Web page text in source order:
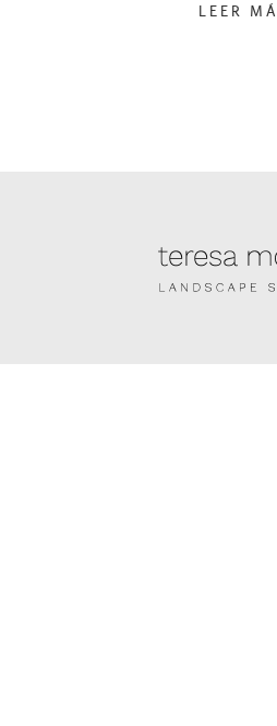
LEER